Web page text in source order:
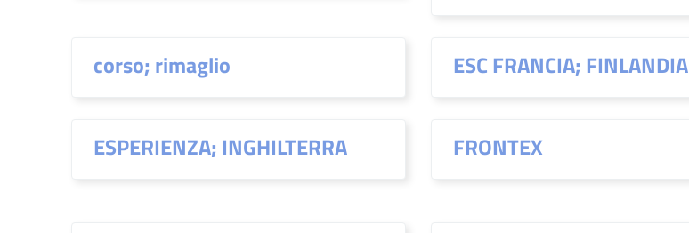
corso; rimaglio ESC FRANCIA; FINLANDIA
ESPERIENZA; INGHILTERRA FRONTEX